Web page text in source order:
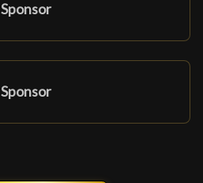
Sponsor
Sponsor